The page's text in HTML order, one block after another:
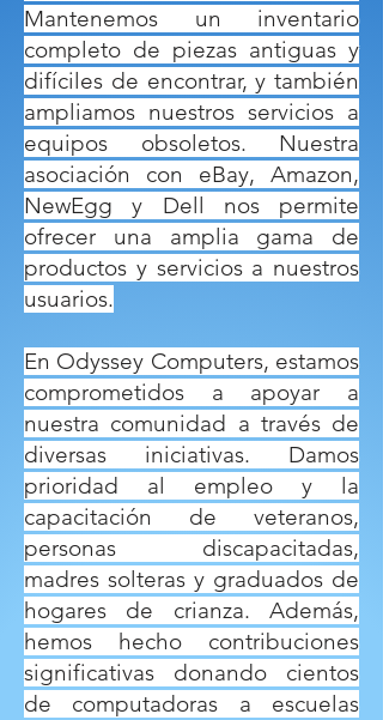
Mantenemos un inventario
completo de piezas antiguas y
difíciles de encontrar, y también
ampliamos nuestros servicios a
equipos obsoletos. Nuestra
asociación con eBay, Amazon,
NewEgg y Dell nos permite
ofrecer una amplia gama de
productos y servicios a nuestros
usuarios.
En Odyssey Computers, estamos
comprometidos a apoyar a
nuestra comunidad a través de
diversas iniciativas. Damos
prioridad al empleo y la
capacitación de veteranos,
personas discapacitadas,
madres solteras y graduados de
hogares de crianza. Además,
hemos hecho contribuciones
significativas donando cientos
de computadoras a escuelas